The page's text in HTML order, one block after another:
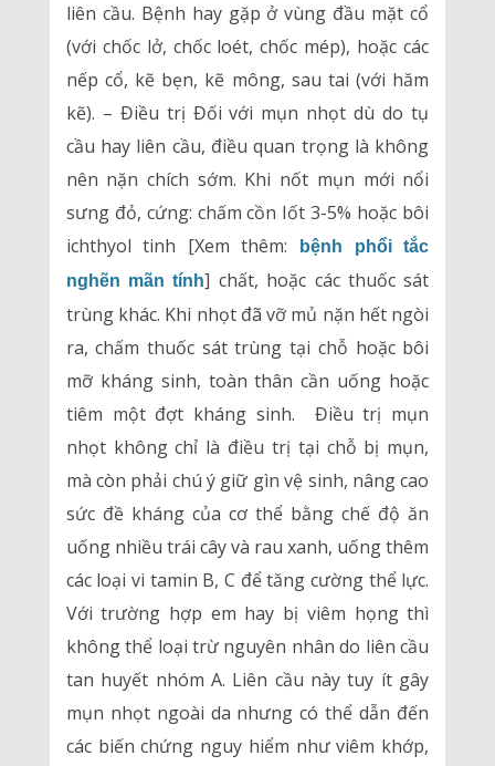
liên cầu. Bệnh hay gặp ở vùng đầu mặt cổ
(với chốc lở, chốc loét, chốc mép), hoặc các
nếp cổ, kẽ bẹn, kẽ mông, sau tai (với hăm
kẽ). – Điều trị Đối với mụn nhọt dù do tụ
cầu hay liên cầu, điều quan trọng là không
nên nặn chích sớm. Khi nốt mụn mới nổi
sưng đỏ, cứng: chấm cồn Iốt 3-5% hoặc bôi
ichthyol tinh [Xem thêm:
bệnh phổi tắc
nghẽn mãn tính] chất, hoặc các thuốc sát
trùng khác. Khi nhọt đã vỡ mủ nặn hết ngòi
ra, chấm thuốc sát trùng tại chỗ hoặc bôi
mỡ kháng sinh, toàn thân cần uống hoặc
tiêm một đợt kháng sinh. Điều trị mụn
nhọt không chỉ là điều trị tại chỗ bị mụn,
mà còn phải chú ý giữ gìn vệ sinh, nâng cao
sức đề kháng của cơ thể bằng chế độ ăn
uống nhiều trái cây và rau xanh, uống thêm
các loại vi tamin B, C để tăng cường thể lực.
Với trường hợp em hay bị viêm họng thì
không thể loại trừ nguyên nhân do liên cầu
tan huyết nhóm A. Liên cầu này tuy ít gây
mụn nhọt ngoài da nhưng có thể dẫn đến
các biến chứng nguy hiểm như viêm khớp,